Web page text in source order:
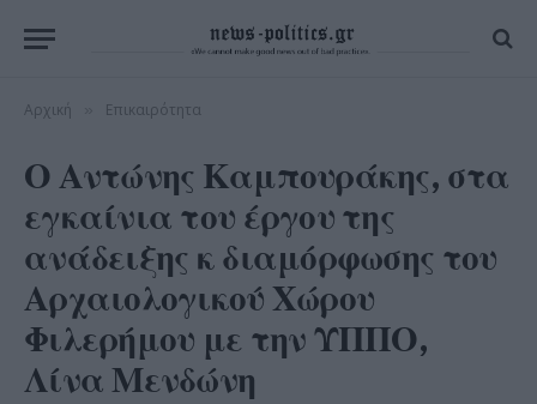
Αρχική Επικαιρότητα
Ο Αντώνης Καμπουράκης, στα
εγκαίνια του έργου της
ανάδειξης κ διαμόρφωσης του
Αρχαιολογικού Χώρου
Φιλερήμου με την ΥΠΠΟ,
Λίνα Μενδώνη